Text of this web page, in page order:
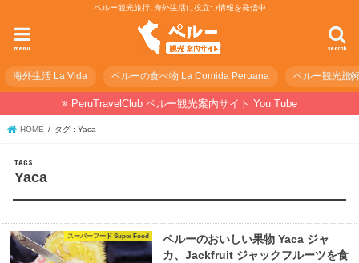
ペルー観光旅行､海外生活に役立つ情報を発信中
search
menu
海外生活 La Vida ペルーの食べ物 La Comida Peruana ペルー観光旅
PeruTravelClub ペルー観光案内サイト You Tube
HOME タグ : Yaca
Yaca
スーパーフード Super Food
ペルーのおいしい果物 Yaca ジャ
カ、Jackfruit ジャックフルーツを食